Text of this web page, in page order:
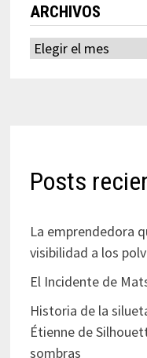
ARCHIVOS
Archivos
Posts
La emprendedora
visibilidad a los
El Incidente de
Historia de la
Étienne de
sombras